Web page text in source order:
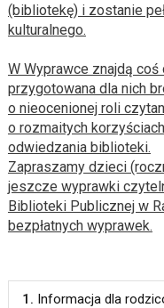
(bibliotekę) i zostanie
kulturalnego.
W Wyprawce znajdą
przygotowana dla nich
o nieocenionej roli
o rozmaitych
odwiedzania biblioteki.
Zapraszamy dzieci
jeszcze wyprawki
Biblioteki Publicznej w
bezpłatnych wyprawek.
1. Informacja dla